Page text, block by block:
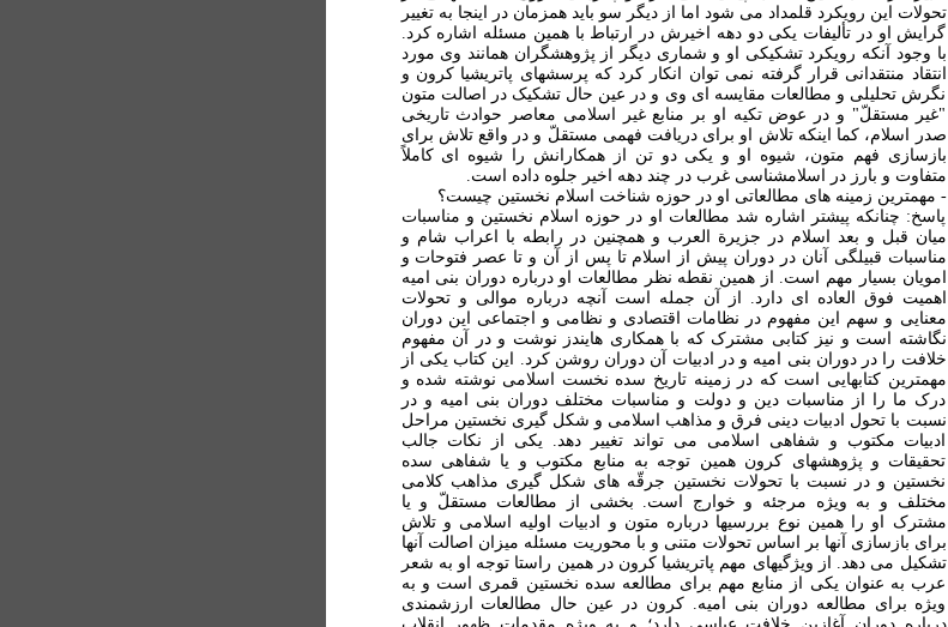
تحولات اين رويکرد قلمداد می شود اما از ديگر سو بايد همزمان در اينجا به تغيير
گرایش او در تأليفات يکی دو دهه اخيرش در ارتباط با همین مسئله اشاره کرد.
با وجود آنکه رويکرد تشکيکی او و شماری ديگر از پژوهشگران همانند وی مورد
انتقاد منتقدانی قرار گرفته نمی توان انکار کرد که پرسشهای پاتريشيا کرون و
نگرش تحلیلی و مطالعات مقايسه ای وی و در عين حال تشکيک در اصالت متون
"غير مستقلّ" و در عوض تکيه او بر منابع غير اسلامی معاصر حوادث تاريخی
صدر اسلام، کما اينکه تلاش او برای دریافت فهمی مستقلّ و در واقع تلاش برای
بازسازی فهم متون، شيوه او و يکی دو تن از همکارانش را شيوه ای کاملاً
متفاوت و بارز در اسلامشناسی غرب در چند دهه اخير جلوه داده است.
- مهمترين زمينه های مطالعاتی او در حوزه شناخت اسلام نخستین چيست؟
پاسخ: چنانکه پيشتر اشاره شد مطالعات او در حوزه اسلام نخستين و مناسبات
ميان قبل و بعد اسلام در جزيرة العرب و همچنين در رابطه با اعراب شام و
مناسبات قبيلگی آنان در دوران پيش از اسلام تا پس از آن و تا عصر فتوحات و
امويان بسيار مهم است. از همين نقطه نظر مطالعات او درباره دوران بنی اميه
اهميت فوق العاده ای دارد. از آن جمله است آنچه درباره موالی و تحولات
معنایی و سهم اين مفهوم در نظامات اقتصادی و نظامی و اجتماعی اين دوران
نگاشته است و نيز کتابی مشترک که با همکاری هايندز نوشت و در آن مفهوم
خلافت را در دوران بنی اميه و در ادبيات آن دوران روشن کرد. اين کتاب يکی از
مهمترين کتابهایی است که در زمينه تاريخ سده نخست اسلامی نوشته شده و
درک ما را از مناسبات دين و دولت و مناسبات مختلف دوران بنی اميه و در
نسبت با تحول ادبيات دينی فرق و مذاهب اسلامی و شکل گيری نخستين مراحل
ادبيات مکتوب و شفاهی اسلامی می تواند تغيير دهد. يکی از نکات جالب
تحقيقات و پژوهشهای کرون همين توجه به منابع مکتوب و يا شفاهی سده
نخستين و در نسبت با تحولات نخستين جرقّه های شکل گيری مذاهب کلامی
مختلف و به ويژه مرجئه و خوارج است. بخشی از مطالعات مستقلّ و يا
مشترک او را همين نوع بررسيها درباره متون و ادبيات اوليه اسلامی و تلاش
برای بازسازی آنها بر اساس تحولات متنی و با محوريت مسئله ميزان اصالت آنها
تشکيل می دهد. از ويژگيهای مهم پاتريشيا کرون در همين راستا توجه او به شعر
عرب به عنوان يکی از منابع مهم برای مطالعه سده نخستين قمری است و به
ويژه برای مطالعه دوران بنی اميه. کرون در عين حال مطالعات ارزشمندی